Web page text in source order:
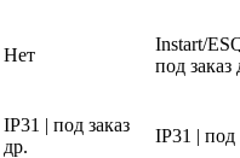
Нет
Instart/
под заказ
IP31 | под заказ
др.
IP31 | под